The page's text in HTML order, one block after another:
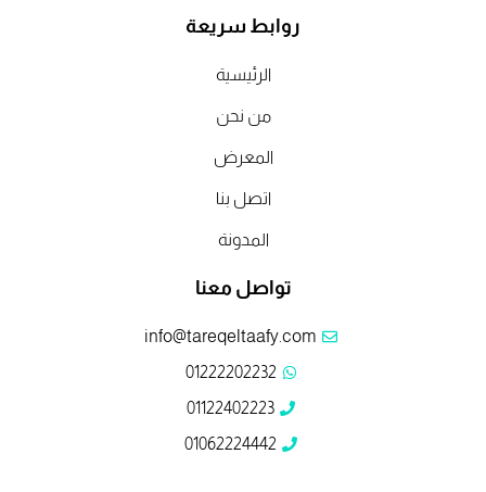
e
b
t
r
k
e
روابط سريعة
الرئيسية
من نحن
المعرض
اتصل بنا
المدونة
تواصل معنا
info@tareqeltaafy.com
01222202232
01122402223
01062224442